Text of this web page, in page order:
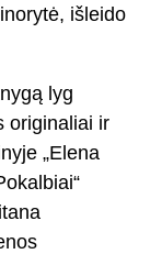
išleido
lyg
originaliai ir
„Elena